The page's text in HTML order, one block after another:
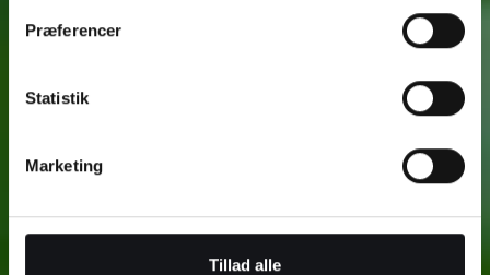
Præferencer
Statistik
Marketing
Tillad alle